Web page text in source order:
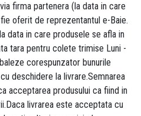
firma partenera (la data in care
oferit de reprezentantul e-Baie.
data in care produsele se afla in
tara pentru colete trimise Luni -
corespunzator bunurile
deschidere la livrare.Semnarea
acceptarea produsului ca fiind in
livrarea este acceptata cu